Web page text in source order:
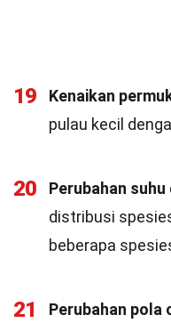
19 Kenaikan
pulau kecil
20 Perubahan suhu
distribusi
beberapa
21 Perubahan pola